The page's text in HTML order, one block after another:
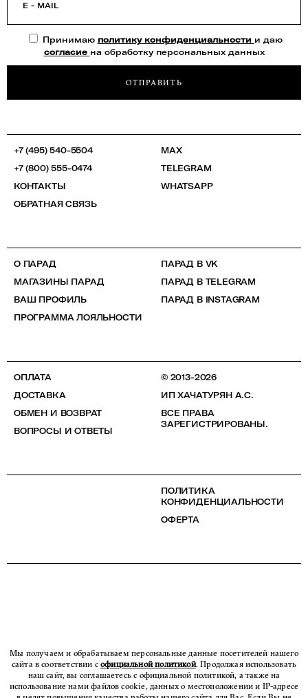
E - MAIL
Принимаю политику конфиденциальности и даю
согласие на обработку персональных данных
ОТПРАВИТЬ
+7 (495) 540-5504
+7 (800) 555-0474
КОНТАКТЫ
ОБРАТНАЯ СВЯЗЬ
MAX
TELEGRAM
WHATSAPP
О ПАРАД
МАГАЗИНЫ ПАРАД
ВАШ ПРОФИЛЬ
ПРОГРАММА ЛОЯЛЬНОСТИ
ПАРАД В VK
ПАРАД В TELEGRAM
ПАРАД В INSTAGRAM
ОПЛАТА
ДОСТАВКА
ОБМЕН И ВОЗВРАТ
ВОПРОСЫ И ОТВЕТЫ
© 2013-2026
ИП ХАЧАТУРЯН А.С.
ВСЕ ПРАВА
ЗАРЕГИСТРИРОВАНЫ.
ПОЛИТИКА
КОНФИДЕНЦИАЛЬНОСТИ
ОФЕРТА
Мы получаем и обрабатываем персональные данные посетителей нашего
сайта в соответствии софициальной политикой. Продолжая использовать
наш сайт, вы соглашаетесь с официальной политикой, а также на
использование нами файлов cookie, данных о местоположении и IP-адресе